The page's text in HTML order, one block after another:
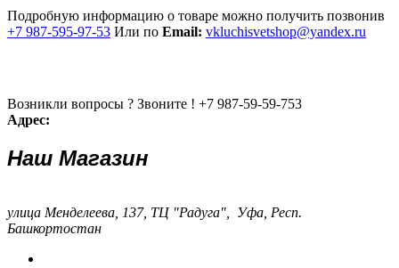
Подробную информацию о товаре можно получить позвонив
+7 987-595-97-53 Или по Email: vkluchisvetshop@yandex.ru
Возникли вопросы ? Звоните ! +7 987-59-59-753
Адрес:
Наш Магазин
улица Менделеева, 137, ТЦ "Радуга", Уфа, Респ.
Башкортостан